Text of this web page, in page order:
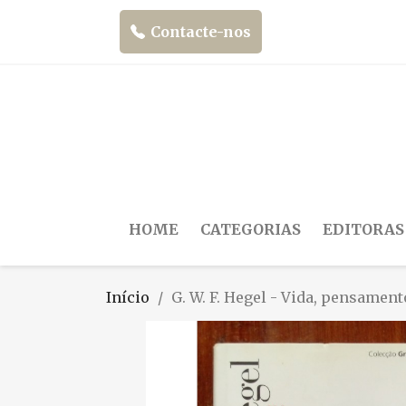
Contacte-nos
HOME CATEGORIAS EDITORAS
Início G. W. F. Hegel - Vida,